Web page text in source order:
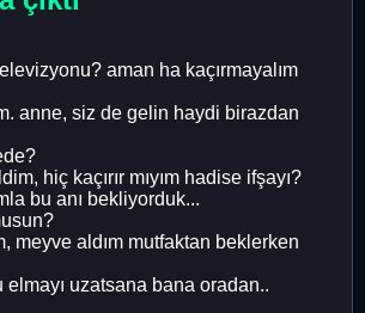
aman ha kaçırmayalım
anne, siz de gelin haydi birazdan
hiç kaçırır mıyım hadise ifşayı?
bu anı bekliyorduk...
meyve aldım mutfaktan beklerken
elmayı uzatsana bana oradan..